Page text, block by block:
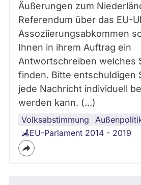
Äußerungen zum
Referendum über das EU-
Assoziierungsabkommen
Ihnen in ihrem Auftrag ein
Antwortschreiben welches
finden. Bitte entschuldigen
jede Nachricht individuell
werden kann. (...)
Volksabstimmung
EU
EU-Parlament 2014 - 2019